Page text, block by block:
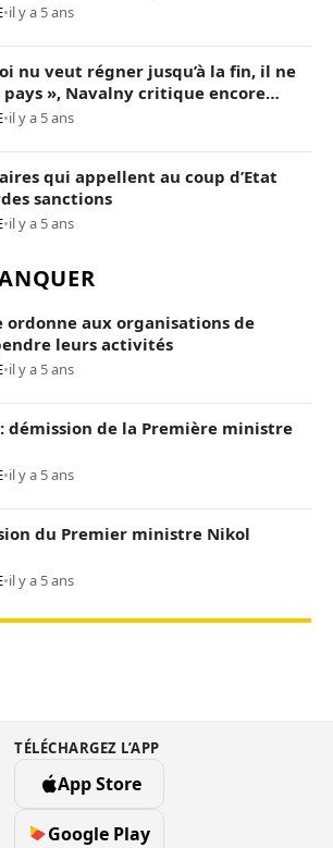
•il y a 5 ans
nu veut régner jusqu’à la fin, il ne
pays », Navalny critique encore
•il y a 5 ans
qui appellent au coup d’Etat
sanctions
•il y a 5 ans
ordonne aux organisations de
leurs activités
•il y a 5 ans
démission de la Première ministre
•il y a 5 ans
du Premier ministre Nikol
•il y a 5 ans
TÉLÉCHARGEZ L’APP
App Store
Google Play